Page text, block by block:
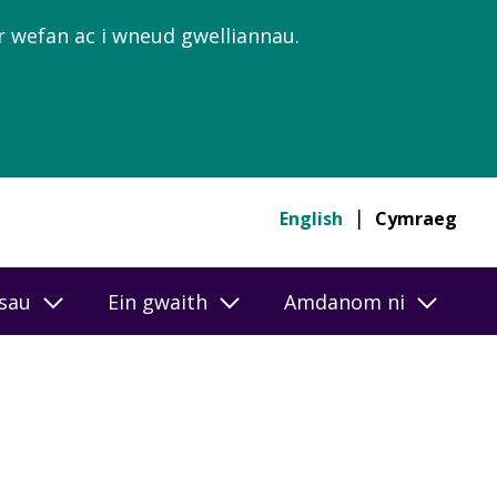
wefan ac i wneud gwelliannau.
English Cymraeg
Ein gwaith Amdanom ni